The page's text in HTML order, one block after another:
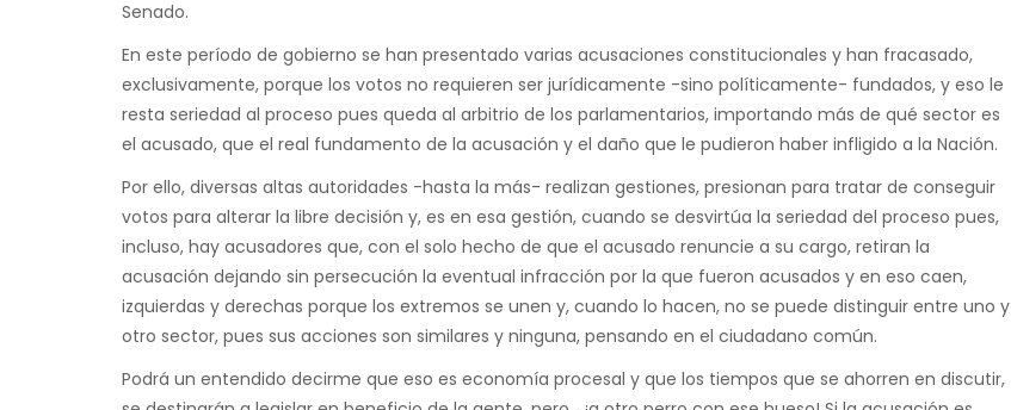
Senado.
En este período de gobierno se han presentado varias acusaciones constitucionales y han fracasado,
exclusivamente, porque los votos no requieren ser jurídicamente -sino políticamente- fundados, y eso le
resta seriedad al proceso pues queda al arbitrio de los parlamentarios, importando más de qué sector es
el acusado, que el real fundamento de la acusación y el daño que le pudieron haber infligido a la Nación.
Por ello, diversas altas autoridades -hasta la más- realizan gestiones, presionan para tratar de conseguir
votos para alterar la libre decisión y, es en esa gestión, cuando se desvirtúa la seriedad del proceso pues,
incluso, hay acusadores que, con el solo hecho de que el acusado renuncie a su cargo, retiran la
acusación dejando sin persecución la eventual infracción por la que fueron acusados y en eso caen,
izquierdas y derechas porque los extremos se unen y, cuando lo hacen, no se puede distinguir entre uno y
otro sector, pues sus acciones son similares y ninguna, pensando en el ciudadano común.
Podrá un entendido decirme que eso es economía procesal y que los tiempos que se ahorren en discutir,